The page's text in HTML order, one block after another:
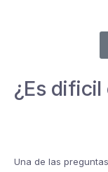
¿Es
Una de las